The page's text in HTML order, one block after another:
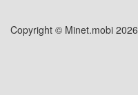
Copyright © Minet.mobi 2026